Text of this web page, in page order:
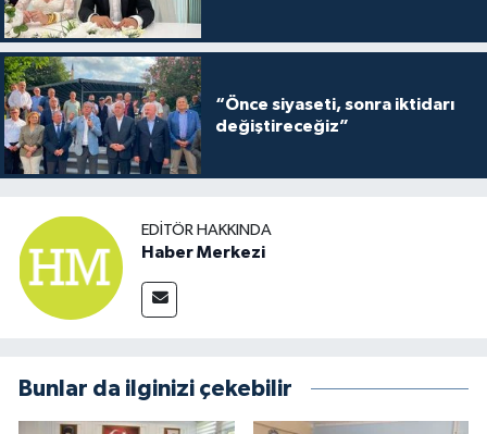
“Önce siyaseti, sonra iktidarı
değiştireceğiz”
EDITÖR HAKKINDA
Haber Merkezi
Bunlar da ilginizi çekebilir